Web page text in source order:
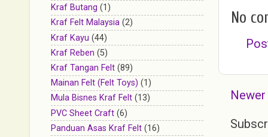
No
Kraf Butang (1)
Kraf Felt Malaysia (2)
Kraf Kayu (44)
Kraf Reben (5)
Kraf Tangan Felt (89)
Mainan Felt (Felt Toys) (1)
Mula Bisnes Kraf Felt (13)
PVC Sheet Craft (6)
Panduan Asas Kraf Felt (16)